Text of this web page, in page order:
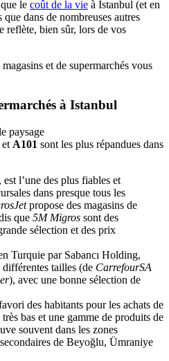
le coût de la vie à Istanbul (et en
dans de nombreuses autres
reflète, bien sûr, lors de vos
et de supermarchés vous
à Istanbul
paysage
et A101 sont les plus répandues dans
est l’une des plus fiables et
dans presque tous les
propose des magasins de
que 5M Migros sont des
sélection et des prix
Turquie par Sabancı Holding,
différentes tailles (de CarrefourSA
), avec une bonne sélection de
des habitants pour les achats de
bas et une gamme de produits de
souvent dans les zones
de Beyoğlu, Ümraniye